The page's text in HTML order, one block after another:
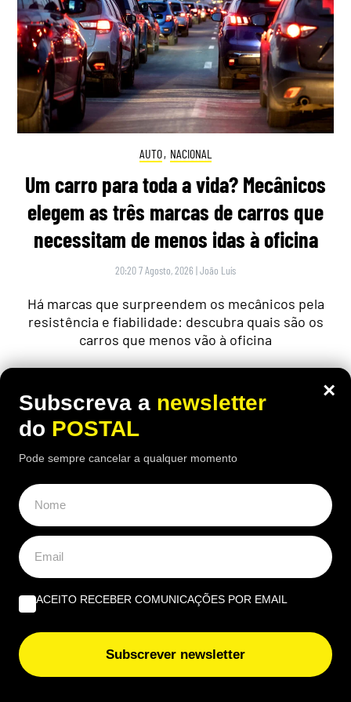
AUTO, NACIONAL
Um carro para toda a vida? Mecânicos
elegem as três marcas de carros que
necessitam de menos idas à oficina
20:20 7 Agosto, 2026 |João Luís
Há marcas que surpreendem os mecânicos pela
resistência e fiabilidade: descubra quais são os
carros que menos vão à oficina
Nem aviões nem helicópteros: pastor
diz que a solução para os incêndios
×
Subscreva a newsletter
do POSTAL
Pode sempre cancelar a qualquer momento
ACEITO RECEBER COMUNICAÇÕES POR EMAIL
Subscrever newsletter